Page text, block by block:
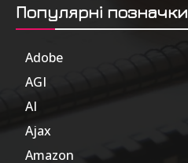
Популярні позначки
Adobe
AGI
AI
Ajax
Amazon